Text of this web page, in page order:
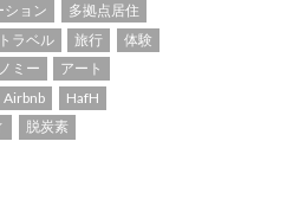
ション
多拠点居住
ラベル 旅行
体験
ミー
アート
Airbnb
HafH
脱炭素